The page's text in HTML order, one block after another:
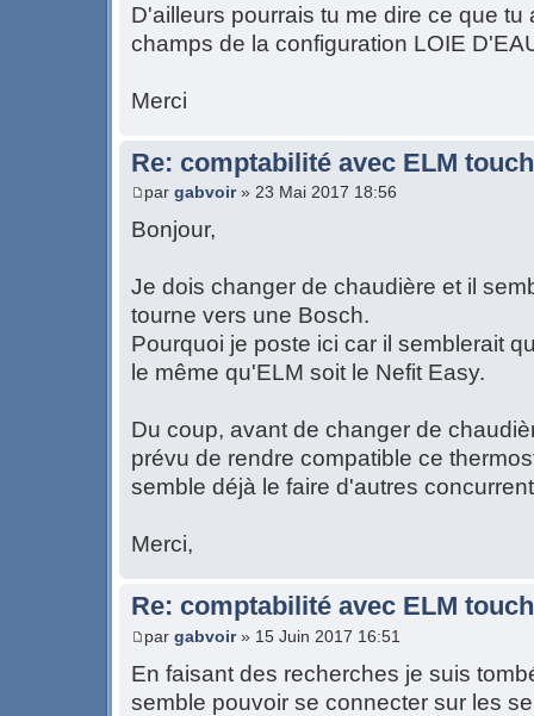
D'ailleurs pourrais tu me dire ce que tu
champs de la configuration LOIE
Merci
Re: comptabilité avec ELM touch
par gabvoir» 23 Mai 2017 18:56
Bonjour,
Je dois changer de chaudière et il
tourne vers une Bosch.
Pourquoi je poste ici car il semblerait
le même qu'ELM soit le Nefit Easy.
Du coup, avant de changer de
prévu de rendre compatible ce
semble déjà le faire d'autres
Merci,
Re: comptabilité avec ELM touch
par gabvoir» 15 Juin 2017 16:51
En faisant des recherches je suis
semble pouvoir se connecter sur les